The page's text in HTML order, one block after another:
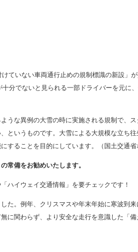
ていない車両通行止めの規制標識の新設」
分でないと見られる一部ドライバーを元に
うな異例の大雪の時に実施される規制で、
というものです。大雪による大規模な立ち
ることを目的にしています。（国土交通省
常備をお勧めいたします。
ハイウェイ交通情報」を要チェックです！
た。例年、クリスマスや年末年始に寒波到
関わらず、より安全な走行を意識した「備